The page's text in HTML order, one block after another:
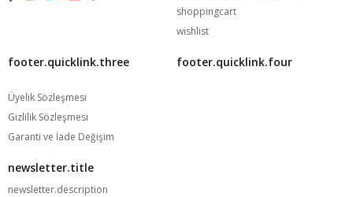
shoppingcart
wishlist
footer.quicklink.three
Üyelik Sözleşmesi
Gizlilik Sözleşmesi
Garanti ve İade Değişim
footer.quicklink.four
newsletter.title
newsletter.description